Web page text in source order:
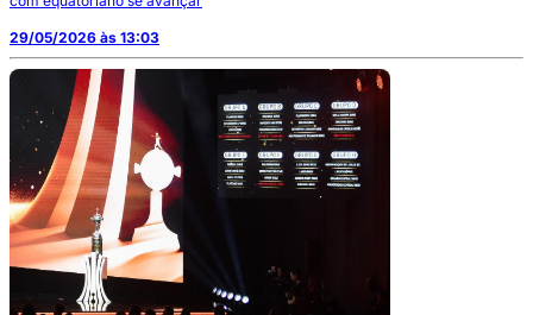
29/05/2026 às 13:03